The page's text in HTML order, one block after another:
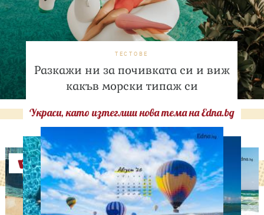
ТЕСТОВЕ
Разкажи ни за почивката си и виж
какъв морски типаж си
Украси, като изтеглиш нова тема на Edna.bg
Оферти
АСТРОЛОГИЯ